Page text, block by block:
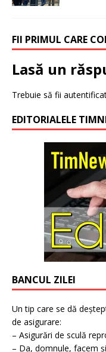
FII PRIMUL CARE
Lasă un
Trebuie să fii
EDITORIALELE
BANCUL ZILEI
Un tip care se dă
de asigurare:
– Asigurări de sculă
– Da, domnule, facem